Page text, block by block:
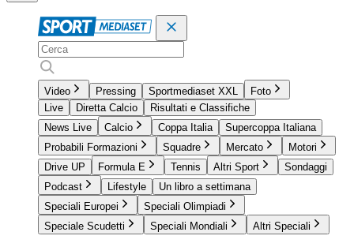
Video Pressing Sportmediaset XXL
Foto
Live
Diretta Calcio
Risultati e Classifiche
News Live
Calcio Coppa Italia
Supercoppa Italiana
Probabili Formazioni
Squadre Mercato
Motori
Drive UP
Formula E Tennis Altri Sport
Sondaggi
Podcast
Lifestyle
Un libro a settimana
Speciali Europei
Speciali Olimpiadi
Speciale Scudetti
Speciali Mondiali Altri Speciali